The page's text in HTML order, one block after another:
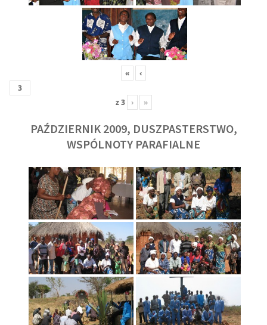
« ‹
z3 › »
PAŹDZIERNIK 2009, DUSZPASTERSTWO,
WSPÓLNOTY PARAFIALNE